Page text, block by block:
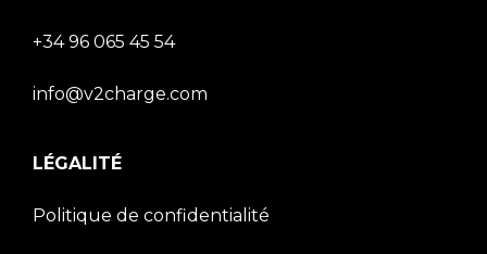
+34 96 065 45 54
info@v2charge.com
LÉGALITÉ
Politique de confidentialité